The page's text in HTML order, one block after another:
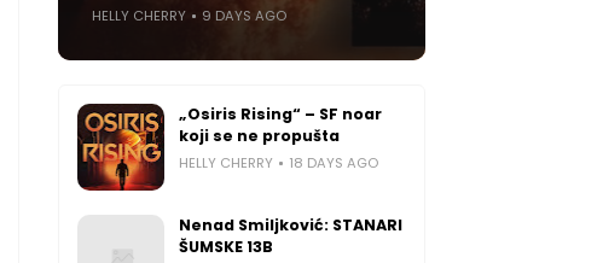
HELLY CHERRY 9 DAYS AGO
„Osiris Rising“ – SF noar
koji se ne propušta
HELLY CHERRY 18 DAYS AGO
Nenad Smiljković: STANARI
ŠUMSKE 13B